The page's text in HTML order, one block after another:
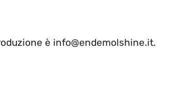
è info@endemolshine.it.